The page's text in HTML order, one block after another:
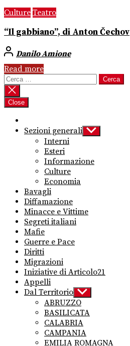
Culture Teatro
“Il gabbiano”, di Anton Čechov
Danilo Amione
Read more
Ricerca
per:
Close
Sezioni generali Show
sub
Interni
Esteri
Informazione
Culture
Economia
Bavagli
Diffamazione
Minacce e Vittime
Segreti italiani
Mafie
Guerre e Pace
Diritti
Migrazioni
Iniziative di Articolo21
Appelli
Dal Territorio Show
sub
menu
ABRUZZO
BASILICATA
CALABRIA
CAMPANIA
EMILIA ROMAGNA